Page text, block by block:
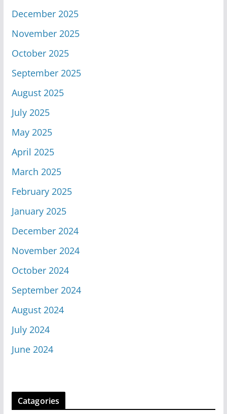
December 2025
November 2025
October 2025
September 2025
August 2025
July 2025
May 2025
April 2025
March 2025
February 2025
January 2025
December 2024
November 2024
October 2024
September 2024
August 2024
July 2024
June 2024
Catagories